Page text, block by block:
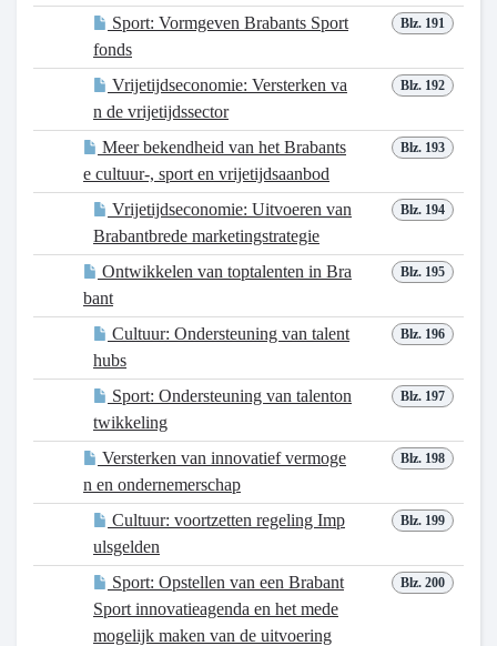
Blz. 191
Sport: Vormgeven Brabants Sport
fonds
Blz. 192
Vrijetijdseconomie: Versterken va
n de vrijetijdssector
Blz. 193
Meer bekendheid van het Brabants
e cultuur-, sport en vrijetijdsaanbod
Blz. 194
Vrijetijdseconomie: Uitvoeren van
Brabantbrede marketingstrategie
Blz. 195
Ontwikkelen van toptalenten in Bra
bant
Blz. 196
Cultuur: Ondersteuning van talent
hubs
Blz. 197
Sport: Ondersteuning van talenton
twikkeling
Blz. 198
Versterken van innovatief vermoge
n en ondernemerschap
Blz. 199
Cultuur: voortzetten regeling Imp
ulsgelden
Blz. 200
Sport: Opstellen van een Brabant
Sport innovatieagenda en het mede
mogelijk maken van de uitvoering